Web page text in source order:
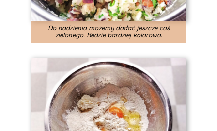
Do nadzienia możemy dodać jeszcze coś
zielonego. Będzie bardziej kolorowo.